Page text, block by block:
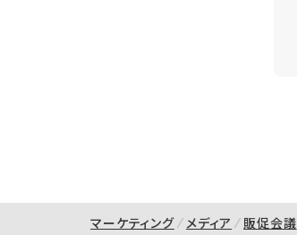
マーケティング メディア 販促会議